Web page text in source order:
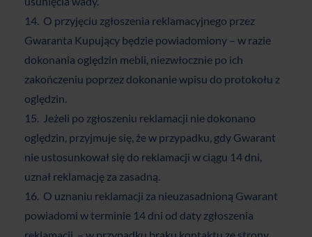
O przyjęciu zgłoszenia reklamacyjnego przez
Gwaranta Kupujący będzie powiadomiony – w razie
dokonania oględzin mebli, niezwłocznie po ich
zakończeniu poprzez dokonanie wpisu do protokołu z
oględzin.
Jeżeli po zgłoszeniu reklamacji nie dokonano
oględzin, przyjmuje się, że w przypadku, gdy Gwarant
nie ustosunkował się do reklamacji w ciągu 14 dni,
uznał reklamację za zasadną.
O uznaniu reklamacji za nieuzasadnioną Gwarant
powiadomi w terminie 14 dni od daty zgłoszenia